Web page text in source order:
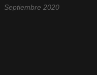
Septiembre 2020